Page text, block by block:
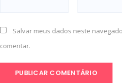
Salvar meus dados neste
comentar.